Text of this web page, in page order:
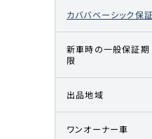
カババベーシック保証
新車時の一般保証期
限
出品地域
ワンオーナー車